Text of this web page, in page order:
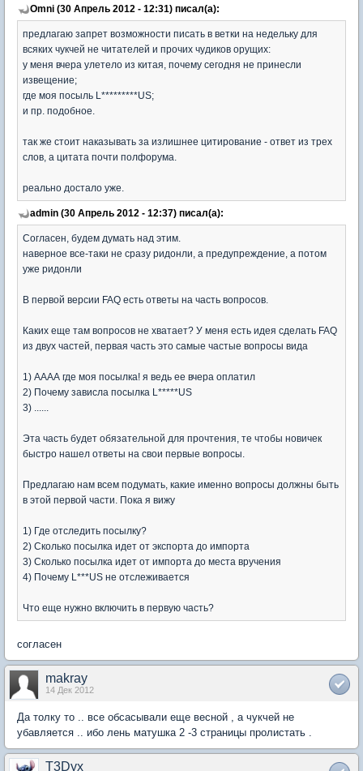
Omni (30 Апрель 2012 - 12:31) писал(а):
предлагаю запрет возможности писать в ветки на недельку для
всяких чукчей не читателей и прочих чудиков орущих:
у меня вчера улетело из китая, почему сегодня не принесли
извещение;
где моя посыль L*********US;
и пр. подобное.
так же стоит наказывать за излишнее цитирование - ответ из трех
слов, а цитата почти полфорума.
реально достало уже.
admin (30 Апрель 2012 - 12:37) писал(а):
Согласен, будем думать над этим.
наверное все-таки не сразу ридонли, а предупреждение, а потом
уже ридонли
В первой версии FAQ есть ответы на часть вопросов.
Каких еще там вопросов не хватает? У меня есть идея сделать FAQ
из двух частей, первая часть это самые частые вопросы вида
1) АААА где моя посылка! я ведь ее вчера оплатил
2) Почему зависла посылка L*****US
3) ......
Эта часть будет обязательной для прочтения, те чтобы новичек
быстро нашел ответы на свои первые вопросы.
Предлагаю нам всем подумать, какие именно вопросы должны быть
в этой первой части. Пока я вижу
1) Где отследить посылку?
2) Сколько посылка идет от экспорта до импорта
3) Сколько посылка идет от импорта до места вручения
4) Почему L***US не отслеживается
Что еще нужно включить в первую часть?
согласен
makray
14 Дек 2012
Да толку то .. все обсасывали еще весной , а чукчей не
убавляется .. ибо лень матушка 2 -3 страницы пролистать .
T3Dyx